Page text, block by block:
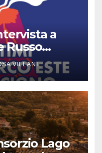
a
Russo
Aurora
VILLANI
Lago